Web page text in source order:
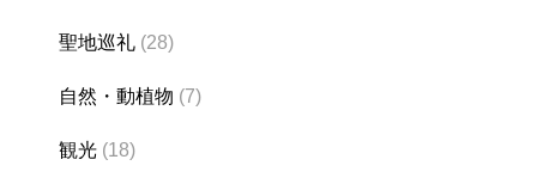
聖地巡礼 (28)
自然・動植物 (7)
観光 (18)